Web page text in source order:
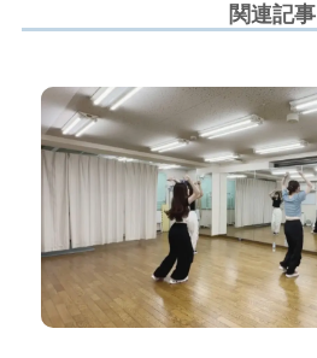
関連記事